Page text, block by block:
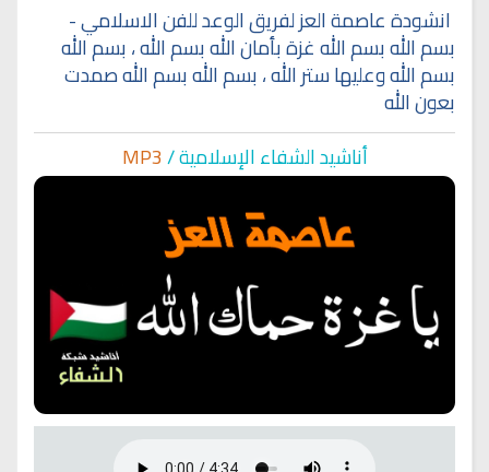
انشودة عاصمة العز لفريق الوعد للفن الاسلامي -
بسم الله بسم الله غزة بأمان الله بسم الله ، بسم الله
بسم الله وعليها ستر الله ، بسم الله بسم الله صمدت
بعون الله
أناشيد الشفاء الإسلامية /MP3